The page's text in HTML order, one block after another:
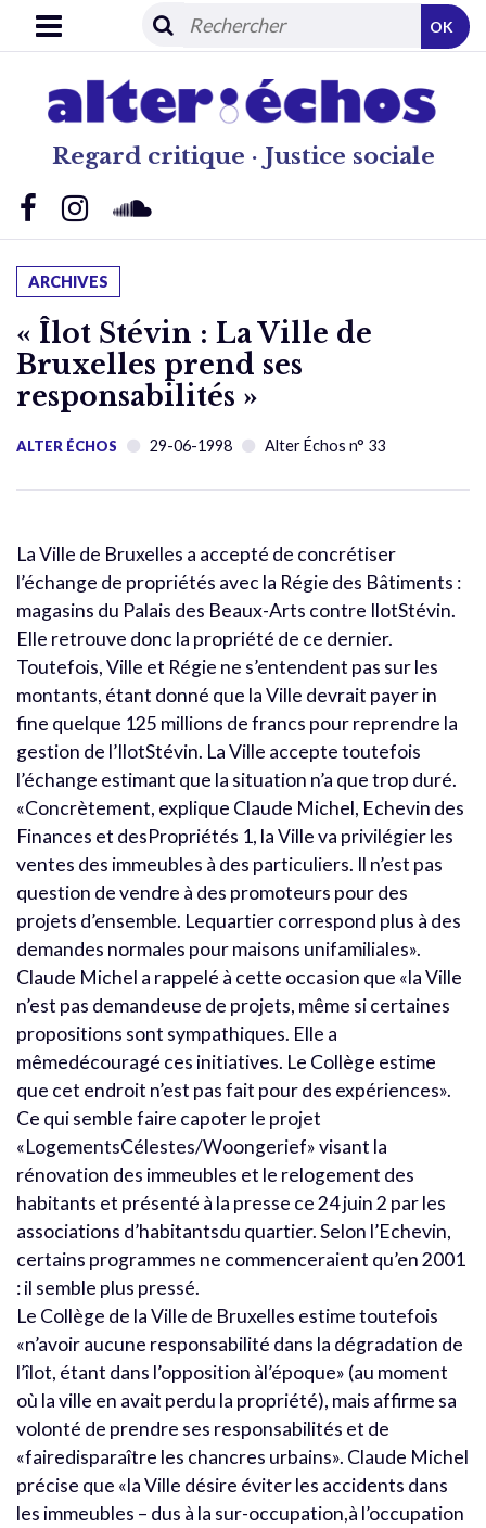
Regard critique · Justice sociale
OK
ARCHIVES
« Îlot Stévin : La Ville de
Bruxelles prend ses
responsabilités »
ALTER ÉCHOS 29-06-1998 Alter Échos n° 33
La Ville de Bruxelles a accepté de concrétiser
l’échange de propriétés avec la Régie des Bâtiments :
magasins du Palais des Beaux-Arts contre IlotStévin.
Elle retrouve donc la propriété de ce dernier.
Toutefois, Ville et Régie ne s’entendent pas sur les
montants, étant donné que la Ville devrait payer in
fine quelque 125 millions de francs pour reprendre la
gestion de l’IlotStévin. La Ville accepte toutefois
l’échange estimant que la situation n’a que trop duré.
«Concrètement, explique Claude Michel, Echevin des
Finances et desPropriétés 1, la Ville va privilégier les
ventes des immeubles à des particuliers. Il n’est pas
question de vendre à des promoteurs pour des
projets d’ensemble. Lequartier correspond plus à des
demandes normales pour maisons unifamiliales».
Claude Michel a rappelé à cette occasion que «la Ville
n’est pas demandeuse de projets, même si certaines
propositions sont sympathiques. Elle a
mêmedécouragé ces initiatives. Le Collège estime
que cet endroit n’est pas fait pour des expériences».
Ce qui semble faire capoter le projet
«LogementsCélestes/Woongerief» visant la
rénovation des immeubles et le relogement des
habitants et présenté à la presse ce 24 juin 2 par les
associations d’habitantsdu quartier. Selon l’Echevin,
certains programmes ne commenceraient qu’en 2001
: il semble plus pressé.
Le Collège de la Ville de Bruxelles estime toutefois
«n’avoir aucune responsabilité dans la dégradation de
l’îlot, étant dans l’opposition àl’époque» (au moment
où la ville en avait perdu la propriété), mais affirme sa
volonté de prendre ses responsabilités et de
«fairedisparaître les chancres urbains». Claude Michel
précise que «la Ville désire éviter les accidents dans
les immeubles – dus à la sur-occupation,à l’occupation